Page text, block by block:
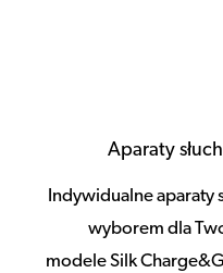
Aparaty
Indywidualne aparaty
wyborem dla
modele Silk